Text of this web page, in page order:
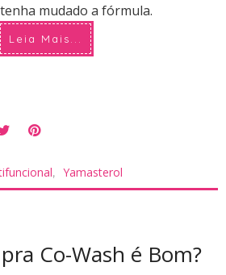
mudado a fórmula.
Leia Mais...
, Yamasterol
Co-Wash é Bom?